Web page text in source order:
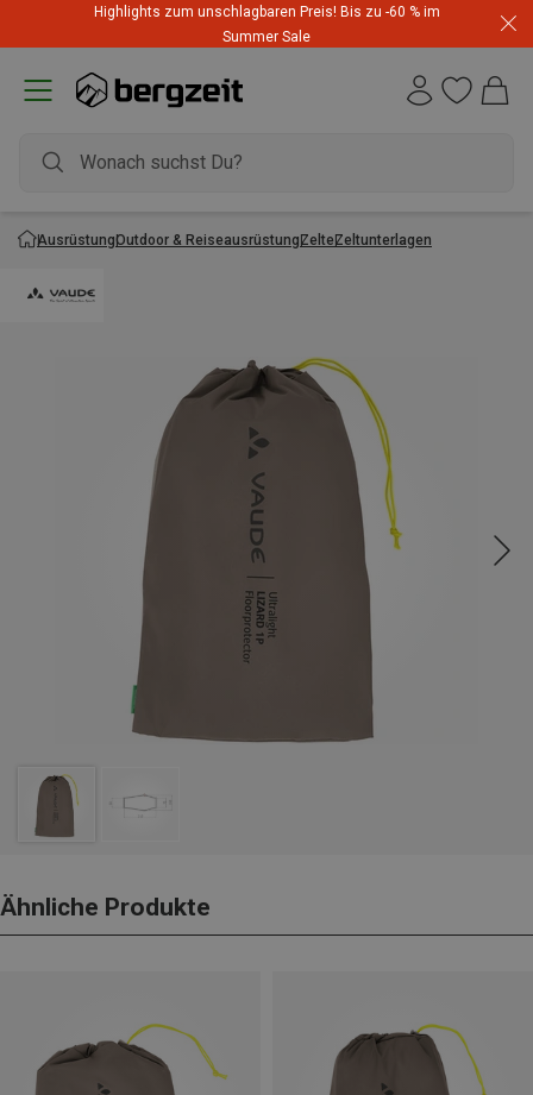
Highlights zum unschlagbaren Preis! Bis zu -60 % im
Summer Sale
AusrüstungOutdoor & ReiseausrüstungZelteZeltunterlagen
Ähnliche Produkte